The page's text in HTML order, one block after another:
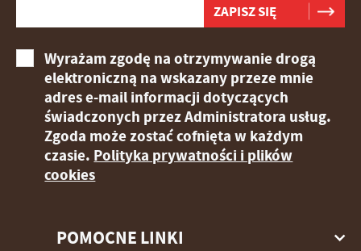
POMOCNE LINKI
Wyrażam zgodę na otrzymywanie drogą
elektroniczną na wskazany przeze mnie
adres e-mail informacji dotyczących
świadczonych przez Administratora usług.
Zgoda może zostać cofnięta w każdym
czasie. Polityka prywatności i plików
cookies